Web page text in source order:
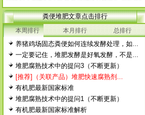
的，请注明出处。
每篇文章下面的网友评论只显示5条，要想看全
部评论，请点击网友评论框右上角的“更多”
徨耧豚蝽-桎梓羼觇?觐眈箅圉梃
徨耧豚蝽-桎梓羼觇?觐眈箅圉梃
粪便堆肥文章点击排行
本周排行 本月排行 总排行
养猪鸡场固态粪便如何连续发酵处理，如...
一定要记住，堆肥发酵是好氧发酵，不是...
堆肥腐熟技术中的提问3（不断更新）
[推荐]（关联产品）堆肥快速腐熟剂...
有机肥最新国家标准
堆肥腐熟技术中的提问1（不断更新）
有机肥最新国家标准解析